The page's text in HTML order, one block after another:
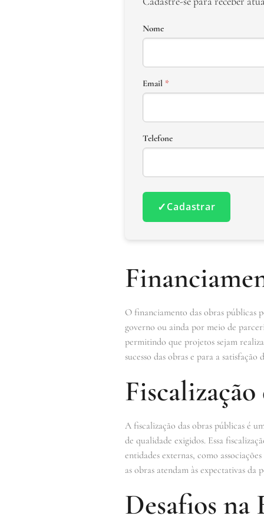
Nome
Email *
Telefone
✓Cadastrar
O financiamento das obras públicas
governo ou ainda por meio de
permitindo que projetos sejam
sucesso das obras e para a satisfação
A fiscalização das obras públicas é
de qualidade exigidos. Essa
entidades externas, como
as obras atendam às expectativas
Desafios na